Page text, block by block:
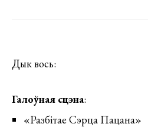
Дык вось:
Галоўная сцэна:
«Разбітае Сэрца Пацана»